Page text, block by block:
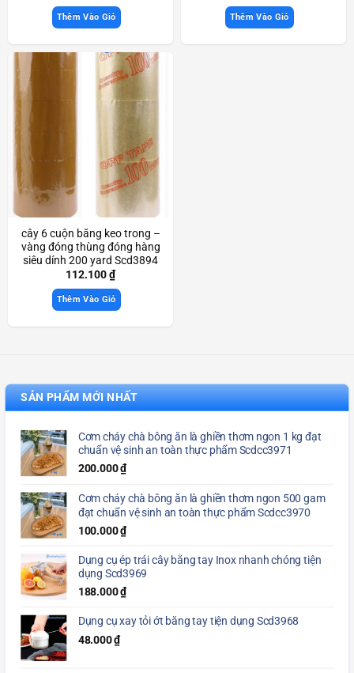
Thêm Vào Giỏ Thêm Vào Giỏ
cây 6 cuộn băng keo trong –
vàng đóng thùng đóng hàng
siêu dính 200 yard Scd3894
112.100₫
Thêm Vào Giỏ
SẢN PHẨM MỚI NHẤT
Cơm cháy chà bông ăn là ghiền thơm ngon 1 kg đạt
chuẩn vệ sinh an toàn thực phẩm Scdcc3971
200.000₫
Cơm cháy chà bông ăn là ghiền thơm ngon 500 gam
đạt chuẩn vệ sinh an toàn thực phẩm Scdcc3970
100.000₫
Dụng cụ ép trái cây bằng tay Inox nhanh chóng tiện
dụng Scd3969
188.000₫
Dụng cụ xay tỏi ớt bằng tay tiện dụng Scd3968
48.000₫